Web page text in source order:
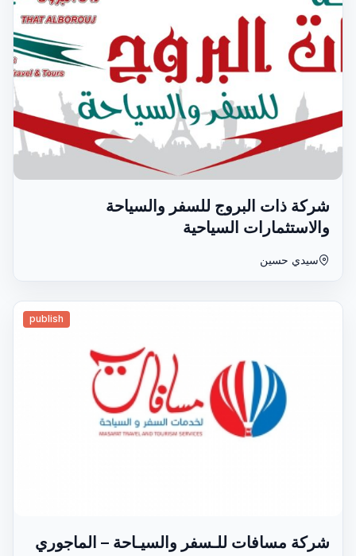
شركة ذات البروج للسفر والسياحة
والاستثمارات السياحية
سيدي حسين
publish
شركة مسافات للـسفر والسيـاحة – الماجوري